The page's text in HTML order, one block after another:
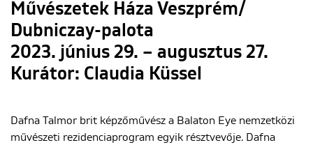
Művészetek Háza Veszprém/
Dubniczay-palota
2023. június 29. – augusztus 27.
Kurátor: Claudia Küssel
Dafna Talmor brit képzőművész a Balaton Eye nemzetközi
művészeti rezidenciaprogram egyik résztvevője. Dafna